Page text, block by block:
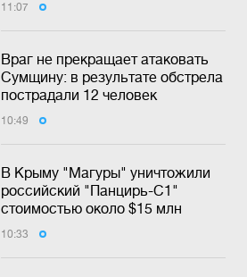
11:07
Враг не прекращает атаковать
Сумщину: в результате обстрела
пострадали 12 человек
10:49
В Крыму "Магуры" уничтожили
российский "Панцирь-С1"
стоимостью около $15 млн
10:33